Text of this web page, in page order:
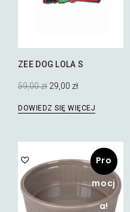
a!
ZEE DOG LOLA S
59,00zł Pierwotna
cena
59,00 zł.
29,00 złAktualna
29,00 zł.
DOWIEDZ SIĘ WIĘCEJ
Pro
mocj
a!